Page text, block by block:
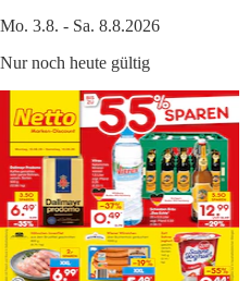
Mo. 3.8. - Sa. 8.8.2026
Nur noch heute gültig